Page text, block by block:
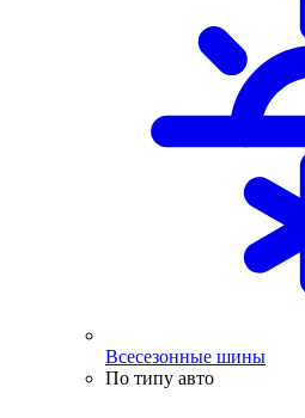
Всесезонные шины
По типу авто